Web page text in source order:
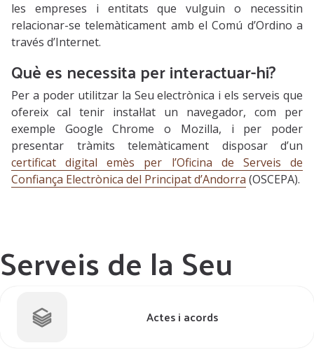
les empreses i entitats que vulguin o necessitin
relacionar-se telemàticament amb el Comú d’Ordino a
través d’Internet.
Què es necessita per interactuar-hi?
Per a poder utilitzar la Seu electrònica i els serveis que
ofereix cal tenir instal·lat un navegador, com per
exemple Google Chrome o Mozilla, i per poder
presentar tràmits telemàticament disposar d’un
certificat digital emès per l’Oficina de Serveis de
Confiança Electrònica del Principat d’Andorra (OSCEPA).
Serveis de la Seu
Actes i acords